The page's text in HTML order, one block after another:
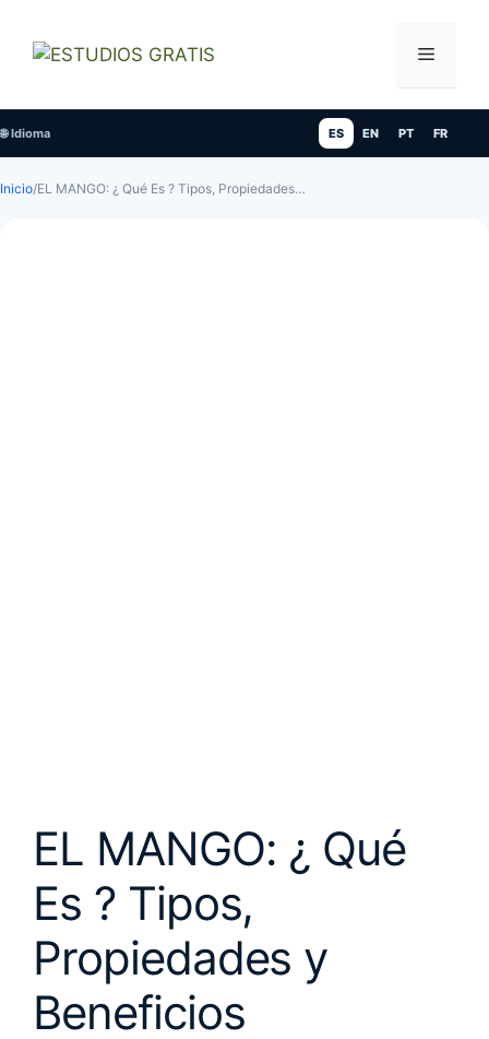
contenido
Menú
🌐 Idioma ES EN PT FR
Inicio/EL MANGO: ¿ Qué Es ? Tipos, Propiedades…
EL MANGO: ¿ Qué
Es ? Tipos,
Propiedades y
Beneficios